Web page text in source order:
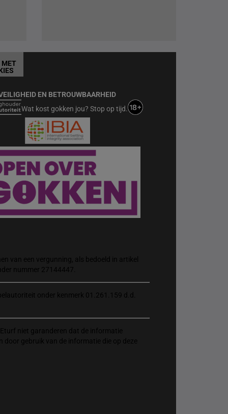
EN BETROUWBAARHEID
Wat kost gokken jou? Stop op tijd.
van een vergunning, als bedoeld in artikel
nummer 27144447.
onder kenmerk 01.261.159 d.d.
niet garanderen dat de informatie
gebruik van de informatie die op deze